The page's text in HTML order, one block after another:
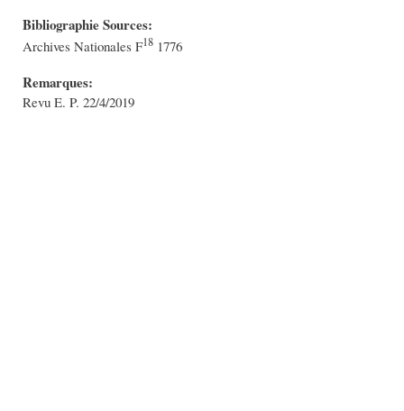
Bibliographie Sources:
Archives Nationales F18 1776
Remarques:
Revu E. P. 22/4/2019